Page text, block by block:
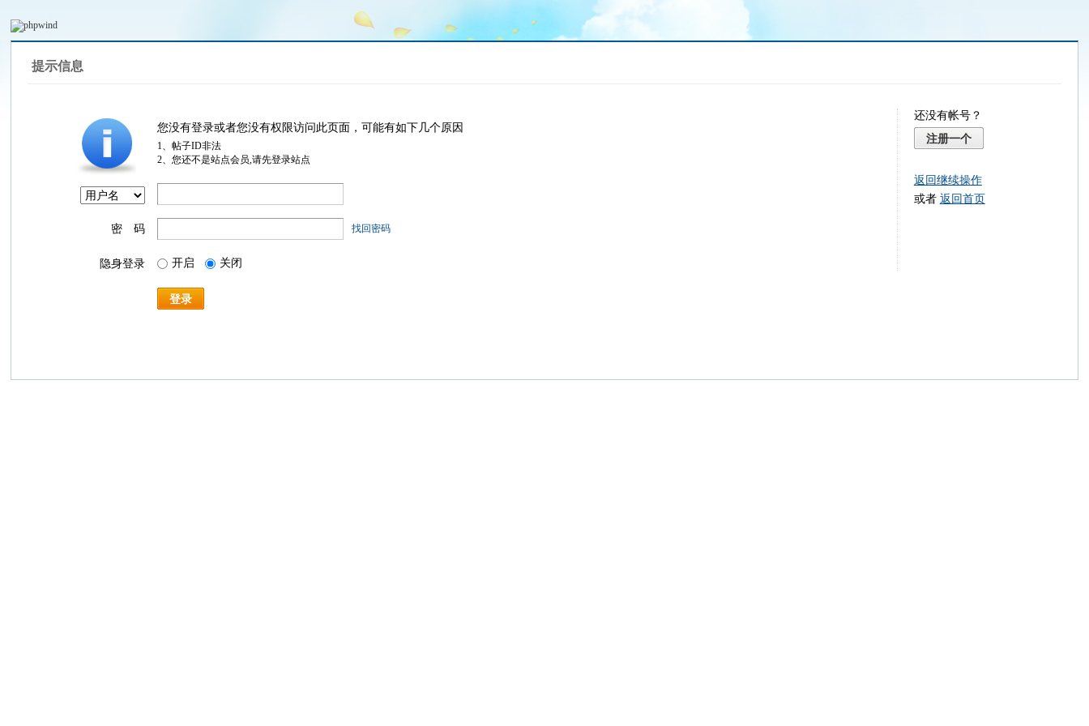
提示信息
您没有登录或者您没有权限访问此页面，可能有如下几个原因
1、帖子ID非法
2、您还不是站点会员,请先登录站点
密 码 找回密码
隐身登录 开启 关闭
登录
还没有帐号？
注册一个
返回继续操作
或者 返回首页